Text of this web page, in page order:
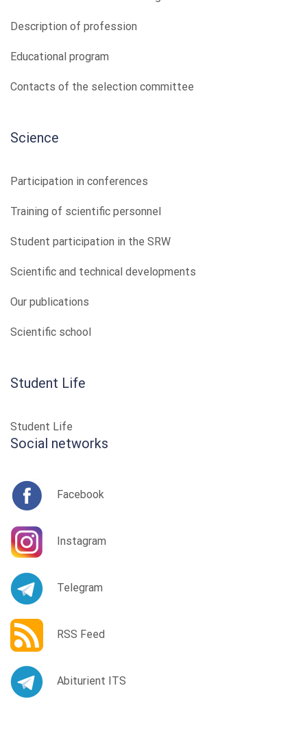
Description of profession
Educational program
Contacts of the selection committee
Science
Participation in conferences
Training of scientific personnel
Student participation in the SRW
Scientific and technical developments
Our publications
Scientific school
Student Life
Student Life
Social networks
Facebook
Instagram
Telegram
RSS Feed
Abiturient ITS